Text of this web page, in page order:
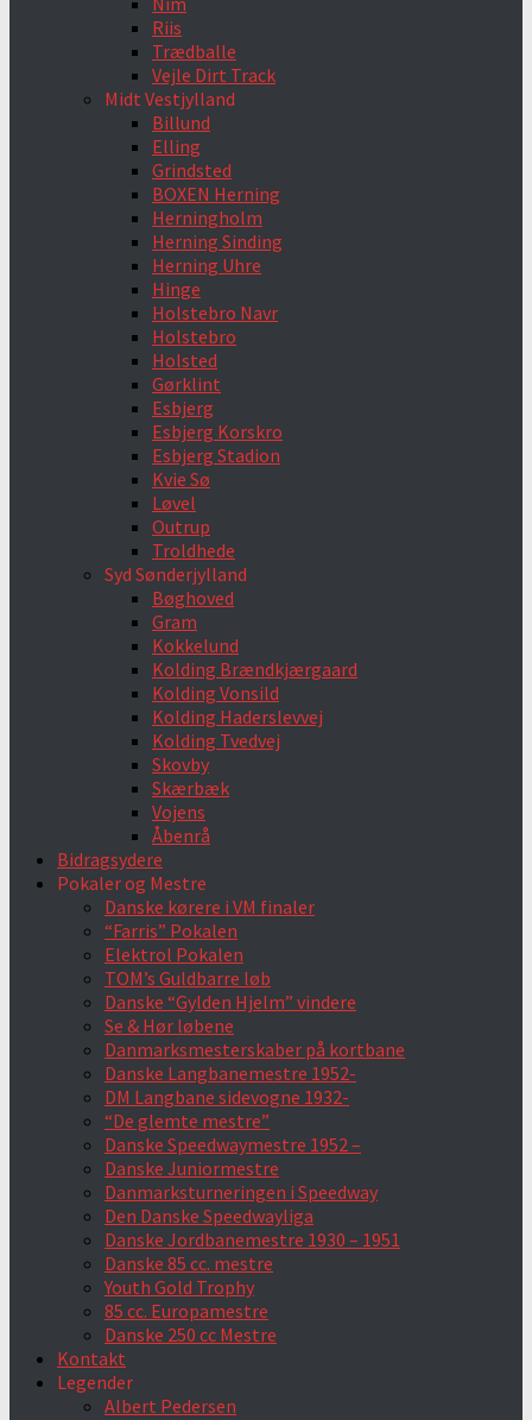
Riis
Trædballe
Vejle Dirt Track
Midt Vestjylland
Billund
Elling
Grindsted
BOXEN Herning
Herningholm
Herning Sinding
Herning Uhre
Hinge
Holstebro Navr
Holstebro
Holsted
Gørklint
Esbjerg
Esbjerg Korskro
Esbjerg Stadion
Kvie Sø
Løvel
Outrup
Troldhede
Syd Sønderjylland
Bøghoved
Gram
Kokkelund
Kolding Brændkjærgaard
Kolding Vonsild
Kolding Haderslevvej
Kolding Tvedvej
Skovby
Skærbæk
Vojens
Åbenrå
Bidragsydere
Pokaler og Mestre
Danske kørere i VM finaler
“Farris” Pokalen
Elektrol Pokalen
TOM’s Guldbarre løb
Danske “Gylden Hjelm” vindere
Se & Hør løbene
Danmarksmesterskaber på kortbane
Danske Langbanemestre 1952-
DM Langbane sidevogne 1932-
“De glemte mestre”
Danske Speedwaymestre 1952 –
Danske Juniormestre
Danmarksturneringen i Speedway
Den Danske Speedwayliga
Danske Jordbanemestre 1930 – 1951
Danske 85 cc. mestre
Youth Gold Trophy
85 cc. Europamestre
Danske 250 cc Mestre
Kontakt
Legender
Albert Pedersen